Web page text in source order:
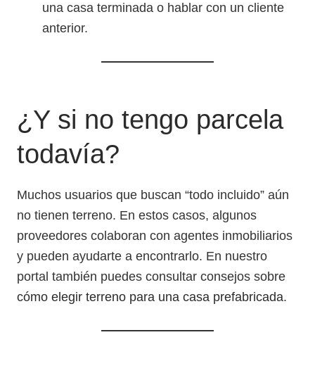
una casa terminada o hablar con un cliente
anterior.
¿Y si no tengo parcela
todavía?
Muchos usuarios que buscan “todo incluido” aún
no tienen terreno. En estos casos, algunos
proveedores colaboran con agentes inmobiliarios
y pueden ayudarte a encontrarlo. En nuestro
portal también puedes consultar consejos sobre
cómo elegir terreno para una casa prefabricada.